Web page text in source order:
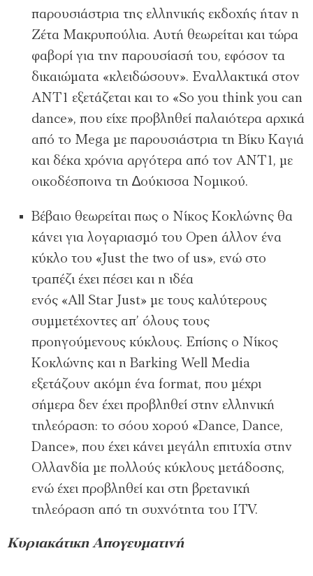
παρουσιάστρια της ελληνικής εκδοχής ήταν η
Ζέτα Μακρυπούλια. Αυτή θεωρείται και τώρα
φαβορί για την παρουσίασή του, εφόσον τα
δικαιώµατα «κλειδώσουν». Εναλλακτικά στον
ΑΝΤ1 εξετάζεται και το «So you think you can
dance», που είχε προβληθεί παλαιότερα αρχικά
από το Mega µε παρουσιάστρια τη Βίκυ Καγιά
και δέκα χρόνια αργότερα από τον ΑΝΤ1, µε
οικοδέσποινα τη ∆ούκισσα Νοµικού.
Βέβαιο θεωρείται πως ο Νίκος Κοκλώνης θα
κάνει για λογαριασµό του Open άλλον ένα
κύκλο του «Just the two of us», ενώ στο
τραπέζι έχει πέσει και η ιδέα
ενός «All Star Just» µε τους καλύτερους
συµµετέχοντες απ’ όλους τους
προηγούµενους κύκλους. Επίσης ο Νίκος
Κοκλώνης και η Barking Well Media
εξετάζουν ακόµη ένα format, που µέχρι
σήµερα δεν έχει προβληθεί στην ελληνική
τηλεόραση: το σόου χορού «Dance, Dance,
Dance», που έχει κάνει µεγάλη επιτυχία στην
Ολλανδία µε πολλούς κύκλους µετάδοσης,
ενώ έχει προβληθεί και στη βρετανική
τηλεόραση από τη συχνότητα του ITV.
Κυριακάτικη Απογευματινή